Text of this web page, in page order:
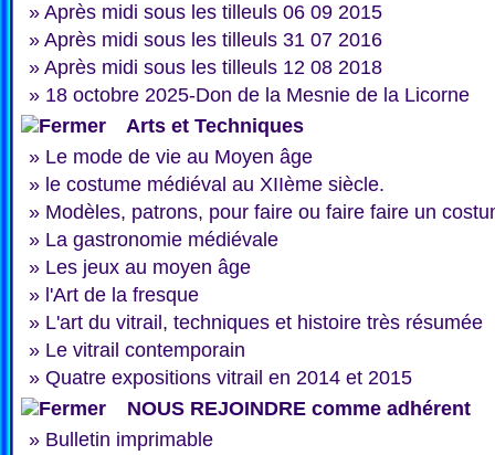
» Après midi sous les tilleuls 06 09 2015
» Après midi sous les tilleuls 31 07 2016
» Après midi sous les tilleuls 12 08 2018
» 18 octobre 2025-Don de la Mesnie de la Licorne
Arts et Techniques
» Le mode de vie au Moyen âge
» le costume médiéval au XIIème siècle.
» Modèles, patrons, pour faire ou faire faire un
» La gastronomie médiévale
» Les jeux au moyen âge
» l'Art de la fresque
» L'art du vitrail, techniques et histoire très résumée
» Le vitrail contemporain
» Quatre expositions vitrail en 2014 et 2015
NOUS REJOINDRE comme adhérent
» Bulletin imprimable